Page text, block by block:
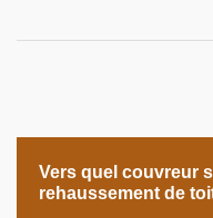
Vers quel couvreur
rehaussement de